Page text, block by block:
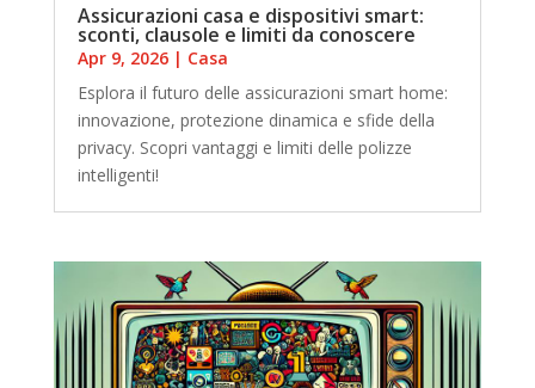
Assicurazioni casa e dispositivi smart:
sconti, clausole e limiti da conoscere
Apr 9, 2026| Casa
Esplora il futuro delle assicurazioni smart home:
innovazione, protezione dinamica e sfide della
privacy. Scopri vantaggi e limiti delle polizze
intelligenti!